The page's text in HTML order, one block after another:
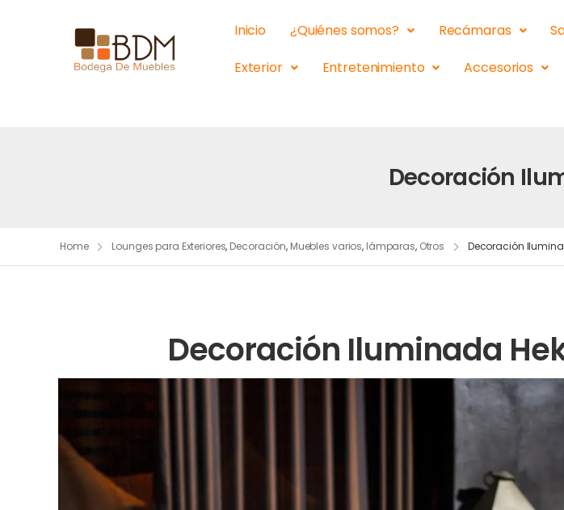
Inicio ¿Quiénes somos? Recámaras
Exterior
Entretenimiento Accesorios
Decoración
Home Lounges para Exteriores, Decoración, Muebles varios, lámparas, Otros Decoración
Decoración Iluminada